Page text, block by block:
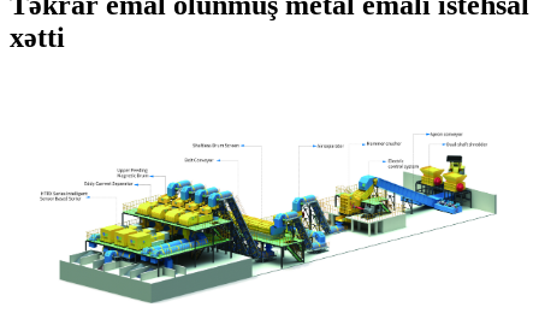
xətti